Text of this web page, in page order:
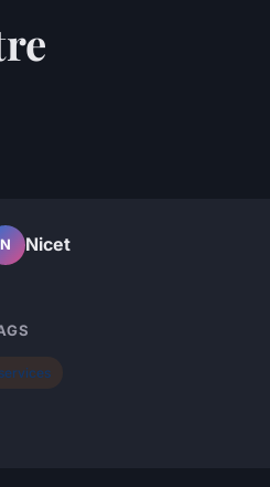
N Nicet
services